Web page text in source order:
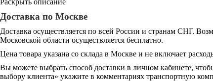
Раскрыть описание
Доставка по Москве
Доставка осуществляется по всей России и странам СНГ.
Московской области осуществляется бесплатно.
Цена товара указана со склада в Москве и не включает
Вы можете выбрать способ доставки в личном кабинете,
выбору клиента» укажите в комментариях транспортную